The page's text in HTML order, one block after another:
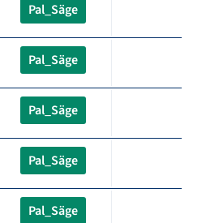
Pal_Säge
Pal_Säge
Pal_Säge
Pal_Säge
Pal_Säge